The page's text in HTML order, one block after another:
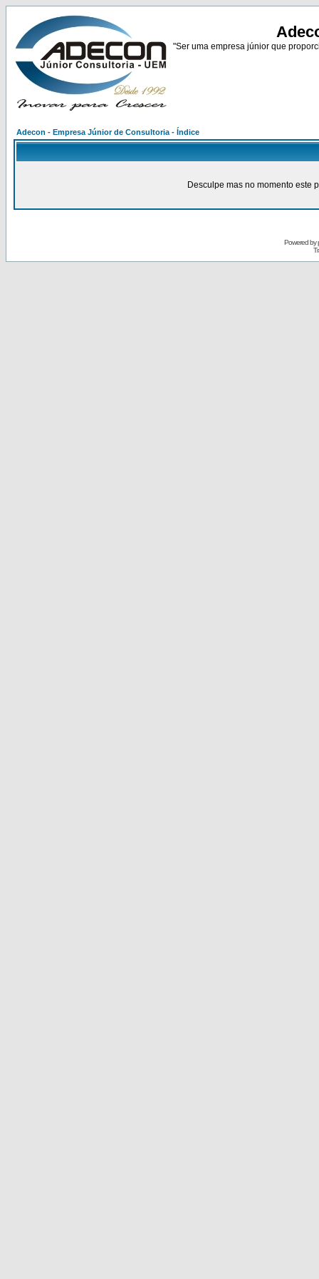
"Ser uma empresa júnior que
Adecon - Empresa Júnior de Consultoria - Índice
Desculpe mas no momento este
Powered by